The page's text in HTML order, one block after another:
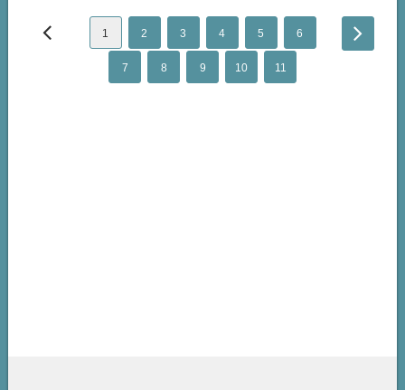
1 2 3 4 5 6
7 8 9 10 11